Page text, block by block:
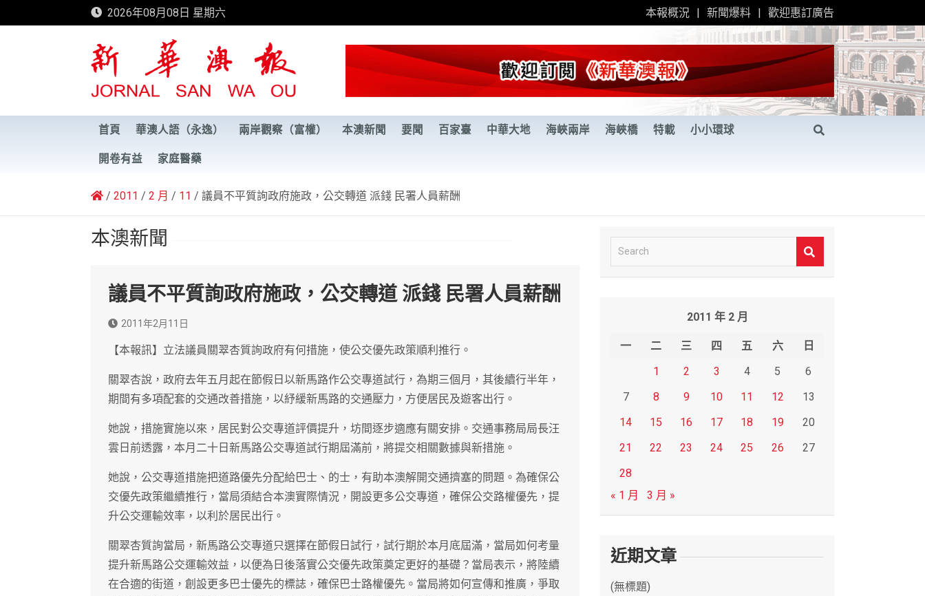
to
2026年08月08日 星期六 本報概況 新聞爆料 歡迎惠訂廣告
新華澳報
首頁 華澳人語（永逸） 兩岸觀察（富權） 本澳新聞 要聞 百家臺 中華大地 海峽兩岸 海峽橋 特載 小小環球
開卷有益 家庭醫藥
2011 2 月 11 議員不平質詢政府施政，公交轉道 派錢 民署人員薪酬
本澳新聞
議員不平質詢政府施政，公交轉道 派錢 民署人員薪酬
2011年2月11日
【本報訊】立法議員關翠杏質詢政府有何措施，使公交優先政策順利推行。
關翠杏說，政府去年五月起在節假日以新馬路作公交專道試行，為期三個月，其後續行半年，
期間有多項配套的交通改善措施，以紓緩新馬路的交通壓力，方便居民及遊客出行。
她說，措施實施以來，居民對公交專道評價提升，坊間逐步適應有關安排。交通事務局局長汪
雲日前透露，本月二十日新馬路公交專道試行期屆滿前，將提交相關數據與新措施。
她說，公交專道措施把道路優先分配給巴士、的士，有助本澳解開交通擠塞的問題。為確保公
交優先政策繼續推行，當局須結合本澳實際情況，開設更多公交專道，確保公交路權優先，提
升公交運輸效率，以利於居民出行。
關翠杏質詢當局，新馬路公交專道只選擇在節假日試行，試行期於本月底屆滿，當局如何考量
提升新馬路公交運輸效益，以便為日後落實公交優先政策奠定更好的基礎？當局表示，將陸續
在合適的街道，創設更多巴士優先的標誌，確保巴士路權優先。當局將如何宣傳和推廣，爭取
e
2011 年 2 月
一 二 三 四 五 六
日
1
2 3 4 5
6
7
8 9 10 11 12
13
14
15 16 17 18 19
20
21
22 23 24 25 26
27
28
« 1 月
3 月 »
近期文章
(無標題)